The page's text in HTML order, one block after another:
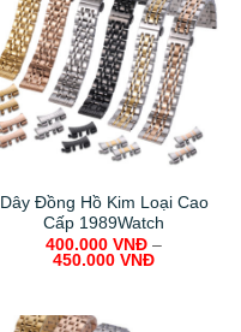
Dây Đồng Hồ Kim Loại Cao
Cấp 1989Watch
400.000 VNĐ –
450.000 VNĐ